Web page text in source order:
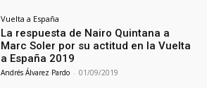
Vuelta a España
La respuesta de Nairo Quintana a
Marc Soler por su actitud en la Vuelta
a España 2019
Andrés Álvarez Pardo - 01/09/2019